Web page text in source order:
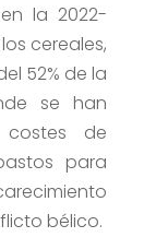
la 2022-
cereales,
52% de la
se han
costes de
para
bélico.